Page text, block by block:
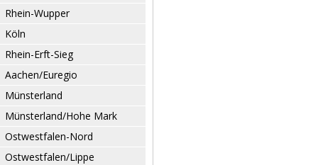
Rhein-Wupper
Köln
Rhein-Erft-Sieg
Aachen/Euregio
Münsterland
Münsterland/Hohe Mark
Ostwestfalen-Nord
Ostwestfalen/Lippe